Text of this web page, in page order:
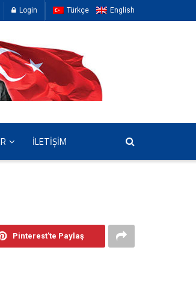
Login Türkçe English
İLETİŞİM
Pinterest'te Paylaş